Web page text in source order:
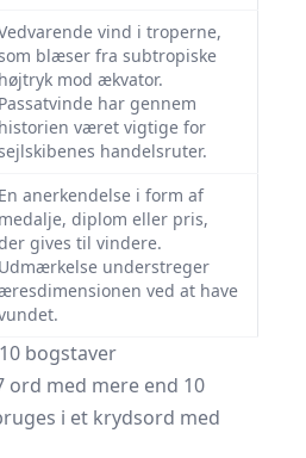
vind i troperne,
blæser fra subtropiske
højtryk mod ækvator.
Passatvinde har gennem
historien været vigtige for
handelsruter.
En anerkendelse i form af
medalje, diplom eller pris,
gives til vindere.
Udmærkelse understreger
ved at have
bogstaver
ord med mere end 10
i et krydsord med